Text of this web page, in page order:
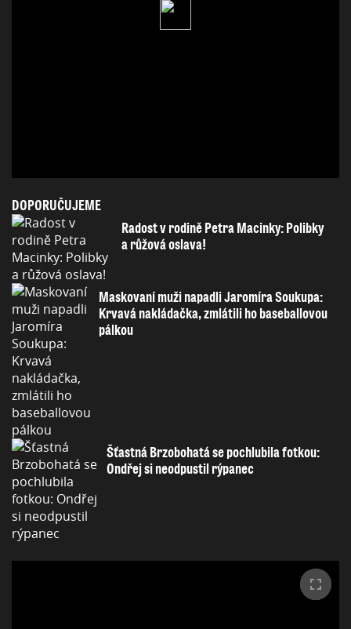
DOPORUČUJEME
Radost v rodině Petra Macinky: Polibky
a růžová oslava!
Maskovaní muži napadli Jaromíra Soukupa:
Krvavá nakládačka, zmlátili ho baseballovou
pálkou
Šťastná Brzobohatá se pochlubila fotkou:
Ondřej si neodpustil rýpanec